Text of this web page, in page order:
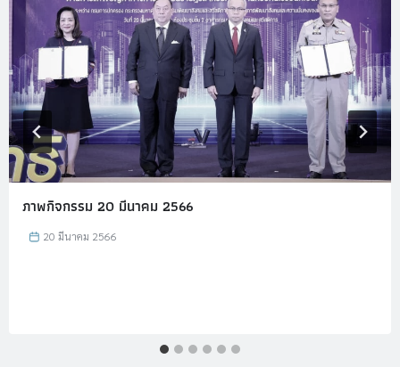
ภาพกิจกรรม 20 มีนาคม 2566
20 มีนาคม 2566